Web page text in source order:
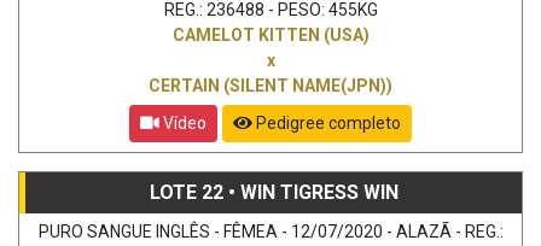
REG.: 236488 - PESO: 455KG
CAMELOT KITTEN (USA)
x
CERTAIN (SILENT NAME(JPN))
Vídeo
Pedigree completo
LOTE 22 • WIN TIGRESS WIN
PURO SANGUE INGLÊS - FÊMEA - 12/07/2020 - ALAZÃ - REG.: